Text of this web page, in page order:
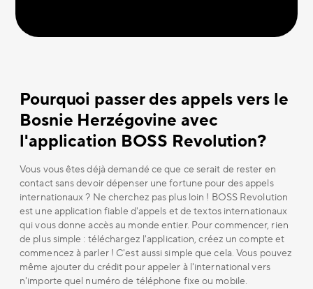
Pourquoi passer des appels vers le
Bosnie Herzégovine avec
l'application BOSS Revolution?
Vous vous êtes déjà demandé ce que ce serait de rester en
contact sans devoir dépenser une fortune pour des appels
internationaux ? Ne cherchez pas plus loin ! BOSS Revolution
est une application fiable d'appels et de textos internationaux
qui vous donne accès au monde entier. Pour commencer, rien
de plus simple : téléchargez l'application, créez un compte et
commencez à parler ! C'est aussi simple que cela. Vous pouvez
même ajouter du crédit pour appeler à l'international vers
n'importe quel numéro de téléphone fixe ou mobile.